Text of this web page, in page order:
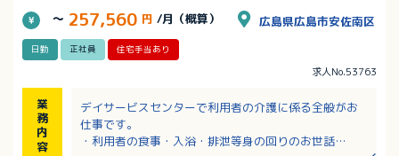
～ 257,560 円 /月（概算） 広島県広島市安佐南区
日勤 正社員 住宅手当あり
求人No.53763
業
務
内
容
デイサービスセンターで利用者の介護に係る全般がお
仕事です。
・利用者の食事・入浴・排泄等身の回りのお世話